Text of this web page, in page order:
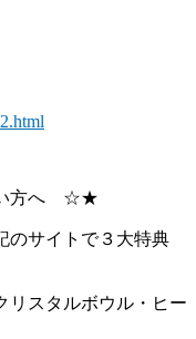
い方へ ☆★
のサイトで３大特典
リスタルボウル・ヒー